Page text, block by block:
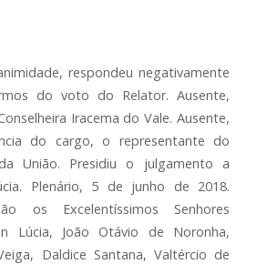
respondeu negativamente
do voto do Relator. Ausente,
Iracema do Vale. Ausente,
do cargo, o representante do
União. Presidiu o julgamento a
Plenário, 5 de junho de 2018.
os Excelentíssimos Senhores
Lúcia, João Otávio de Noronha,
Daldice Santana, Valtércio de